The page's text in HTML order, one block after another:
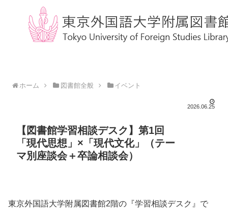
ホーム 図書館全般 イベント
【図書館学習相談デスク】第1回
「現代思想」×「現代文化」（テー
マ別座談会＋卒論相談会）
2026.06.25
東京外国語大学附属図書館2階の『学習相談デスク』で